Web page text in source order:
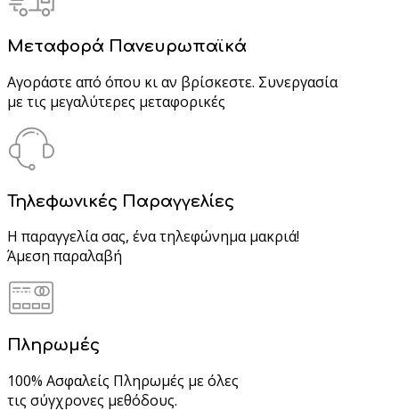
Μεταφορά Πανευρωπαϊκά
Αγοράστε από όπου κι αν βρίσκεστε. Συνεργασία
με τις μεγαλύτερες μεταφορικές
Τηλεφωνικές Παραγγελίες
Η παραγγελία σας, ένα τηλεφώνημα μακριά!
Άμεση παραλαβή
Πληρωμές
100% Ασφαλείς Πληρωμές με όλες
τις σύγχρονες μεθόδους.